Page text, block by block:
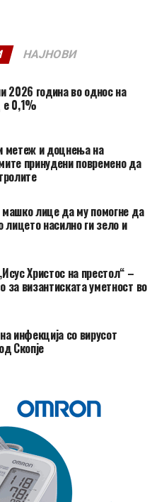
НАЈНОВИ
2026 година во однос на
е 0,1%
метеж и доцнења на
принудени повремено да
лице да му помогне да
насилно ги зело и
Христос на престол“ –
за византиската уметност во
инфекција со вирусот
Скопје